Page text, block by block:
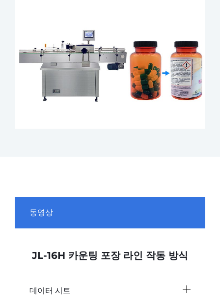
동영상
JL-16H 카운팅 포장 라인 작동 방식
데이터 시트